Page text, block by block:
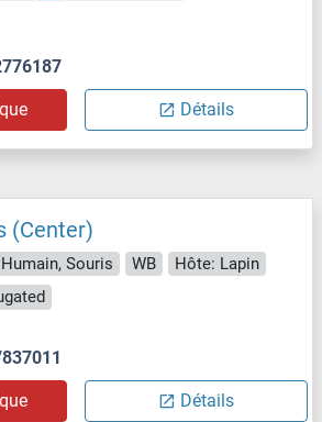
Détails
(Center)
Souris WB
Hôte: Lapin
Détails